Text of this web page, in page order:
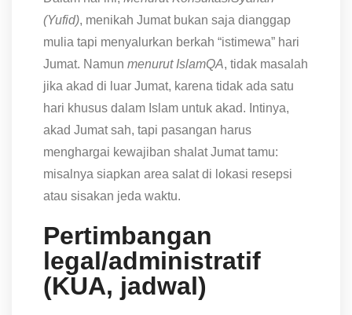
(Yufid), menikah Jumat bukan saja dianggap
mulia tapi menyalurkan berkah “istimewa” hari
Jumat. Namun menurut IslamQA, tidak masalah
jika akad di luar Jumat, karena tidak ada satu
hari khusus dalam Islam untuk akad. Intinya,
akad Jumat sah, tapi pasangan harus
menghargai kewajiban shalat Jumat tamu:
misalnya siapkan area salat di lokasi resepsi
atau sisakan jeda waktu.
Pertimbangan
legal/administratif
(KUA, jadwal)